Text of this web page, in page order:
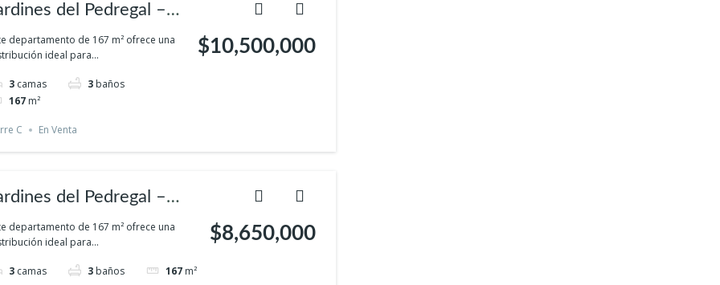
del Pedregal –
familiar en el
con espacios verdes y
departamento de 167 m² ofrece una
ideal para...
3 camas 3 baños
167 m²
$10,500,000
C En Venta
del Pedregal –
familiar en el
con espacios verdes y
departamento de 167 m² ofrece una
ideal para...
3 camas 3 baños 167 m²
$8,650,000